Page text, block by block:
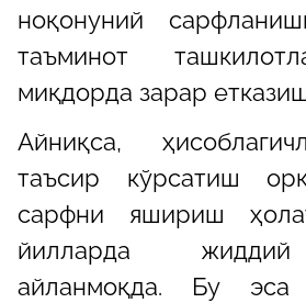
ноқонуний
таъминот
миқдорда зарар
Айниқса,
таъсир кўрсатиш
сарфни яшириш
йилларда
айланмоқда. Бу эса